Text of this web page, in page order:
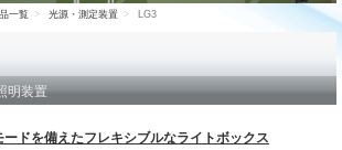
一覧 光源・測定装置 LG3
明装置
ドを備えたフレキシブルなライトボックス